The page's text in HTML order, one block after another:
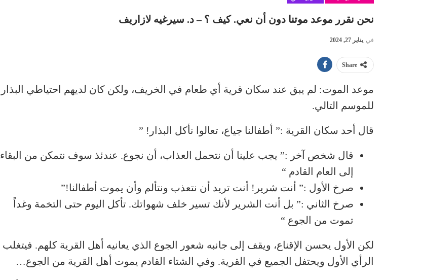
نحن نقرر موعد موتنا دون أن نعي. كيف ؟ – د. سيرغيه لازاريف
في يناير 27, 2024
Share
موعد الموت: لم يبق عند سكان قرية أي طعام في الخريف، ولكن كان لديهم احتياطي البذار
للموسم التالي.
قال أحد سكان القرية :” أطفالنا جياع، تعالوا نأكل البذار! ”
قال شخص آخر :” يجب علينا أن نتحمل العذاب، أن نجوع. عندئذ سوف نتمكن من البقاء
إلى العام القادم “
صرخ الأول :” أنت شرير! أنت تريد أن نتعذب ونتألم وأن يموت أطفالنا!”
صرخ الثاني :” بل أنت الشرير لأنك تسير خلف شهواتك. تأكل اليوم حتى التخمة وغداً
تموت من الجوع “
لكن الأول يحسن الإقناع، ويقف إلى جانبه شعور الجوع الذي يعانيه أهل القرية كلهم. فيتغلب
الرأي الأول ويحتفل الجميع في القرية. وفي الشتاء القادم يموت أهل القرية من الجوع…